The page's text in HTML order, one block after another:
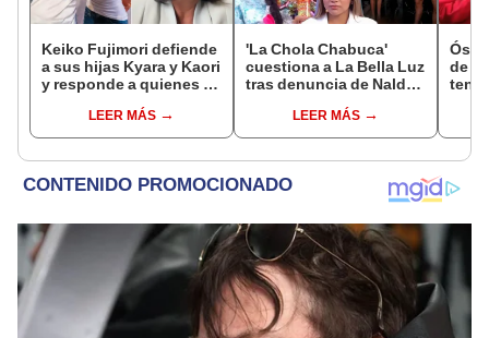
Keiko Fujimori defiende
a sus hijas Kyara y Kaori
y responde a quienes la
“No pueden decirme”
LEER MÁS
'La Chola Chabuca'
cuestiona a La Bella Luz
tras denuncia de Naldy
"Necesitamos justicia"
LEER MÁS
de